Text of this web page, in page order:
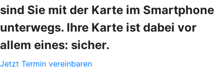
sind Sie mit der Karte im Smartphone
unterwegs. Ihre Karte ist dabei vor
allem eines: sicher.
Jetzt Termin vereinbaren